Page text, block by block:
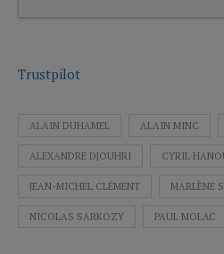
Trustpilot
ALAIN DUHAMEL ALAIN MINC
ALEXANDRE DJOUHRI CYRIL
JEAN-MICHEL CLÉMENT MARLÈNE
NICOLAS SARKOZY PAUL MOLAC